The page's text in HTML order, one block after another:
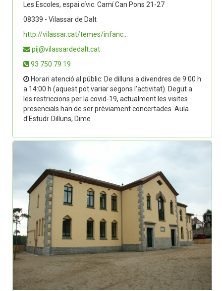
Les Escoles, espai cívic. Camí Can Pons 21-27
08339 - Vilassar de Dalt
http://vilassar.cat/temes/infanc...
pij@vilassardedalt.cat
93 750 79 19
Horari atenció al públic: De dilluns a divendres de 9:00 h
a 14:00 h (aquest pot variar segons l'activitat). Degut a
les restriccions per la covid-19, actualment les visites
presencials han de ser prèviament concertades. Aula
d'Estudi: Dilluns, Dime